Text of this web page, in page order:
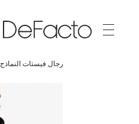
رجال فيستات النماذج